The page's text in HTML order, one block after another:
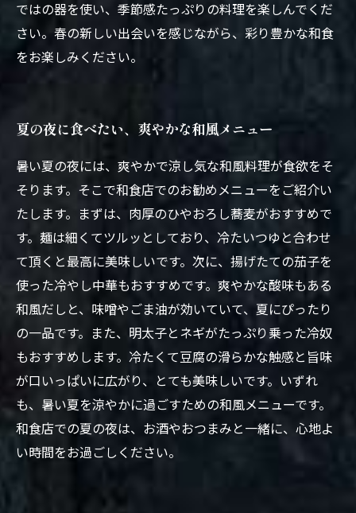
ではの器を使い、季節感たっぷりの料理を楽しんでくだ
さい。春の新しい出会いを感じながら、彩り豊かな和食
をお楽しみください。
夏の夜に食べたい、爽やかな和風メニュー
暑い夏の夜には、爽やかで涼し気な和風料理が食欲をそ
そります。そこで和食店でのお勧めメニューをご紹介い
たします。まずは、肉厚のひやおろし蕎麦がおすすめで
す。麺は細くてツルッとしており、冷たいつゆと合わせ
て頂くと最高に美味しいです。次に、揚げたての茄子を
使った冷やし中華もおすすめです。爽やかな酸味もある
和風だしと、味噌やごま油が効いていて、夏にぴったり
の一品です。また、明太子とネギがたっぷり乗った冷奴
もおすすめします。冷たくて豆腐の滑らかな触感と旨味
が口いっぱいに広がり、とても美味しいです。いずれ
も、暑い夏を涼やかに過ごすための和風メニューです。
和食店での夏の夜は、お酒やおつまみと一緒に、心地よ
い時間をお過ごしください。